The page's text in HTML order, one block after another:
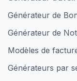
Générateur de
Générateur de
Modèles de
Générateurs par